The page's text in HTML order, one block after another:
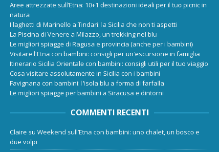
Aree attrezzate sull’Etna: 10+1 destinazioni ideali per il tuo picnic in
natura
I laghetti di Marinello a Tindari: la Sicilia che non ti aspetti
La Piscina di Venere a Milazzo, un trekking nel blu
Le migliori spiagge di Ragusa e provincia (anche per i bambini)
Visitare l'Etna con bambini: consigli per un'escursione in famiglia
Itinerario Sicilia Orientale con bambini: consigli utili per il tuo viaggio
Cosa visitare assolutamente in Sicilia con i bambini
Favignana con bambini: l'isola blu a forma di farfalla
Le migliori spiagge per bambini a Siracusa e dintorni
COMMENTI RECENTI
Claire su Weekend sull’Etna con bambini: uno chalet, un bosco e
due volpi